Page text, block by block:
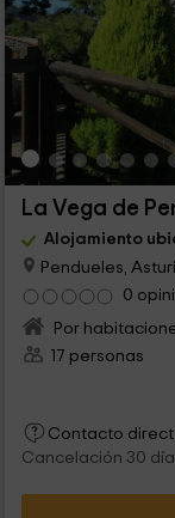
La Vega de
Alojamiento
Pendueles,
0
Por
17 personas
Contacto
Cancelación 30